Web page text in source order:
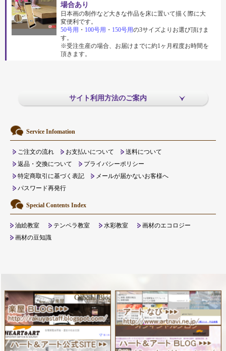
場合あり
日本画の制作など大きな作品を床に置いて描く際に大
変便利です。
50号用 ・ 100号用 ・ 150号用の3サイズよりお選び頂けま
す。
※受注生産の場合、お届けまでに約1ヶ月程度お時間を
頂きます。
サイト利用方法のご案内
Service Infomation
ご注文の流れ お支払いについて
送料について
返品・交換について
プライバシーポリシー
特定商取引に基づく表記
メールが届かないお客様へ
パスワード再発行
Special Contents Index
油絵教室 テンペラ教室 水彩教室
画材のエコロジー
画材の豆知識